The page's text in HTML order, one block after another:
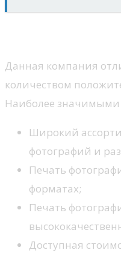
Данная компания
количеством
Наиболее значимыми
Широкий
фотографий и
Печать
форматах;
Печать
Доступная